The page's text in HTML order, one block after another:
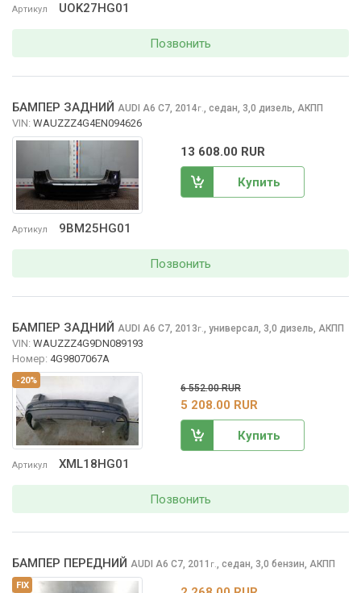
Артикул UOK27HG01
Позвонить
Артикул 9BM25HG01
БАМПЕР ЗАДНИЙ AUDI A6 C7, 2014г. седан, 3,0 дизель, АКПП
VIN: WAUZZZ4G4EN094626
13 608.00 RUR
Купить
Позвонить
-20%
Артикул XML18HG01
БАМПЕР ЗАДНИЙ AUDI A6 C7, 2013г., универсал, 3,0 дизель, АКПП
VIN: WAUZZZ4G9DN089193
Номер: 4G9807067A
6 552.00 RUR
5 208.00 RUR
Купить
Позвонить
FIX
БАМПЕР ПЕРЕДНИЙ AUDI A6 C7, 2011 г., седан, 3,0 бензин, АКПП